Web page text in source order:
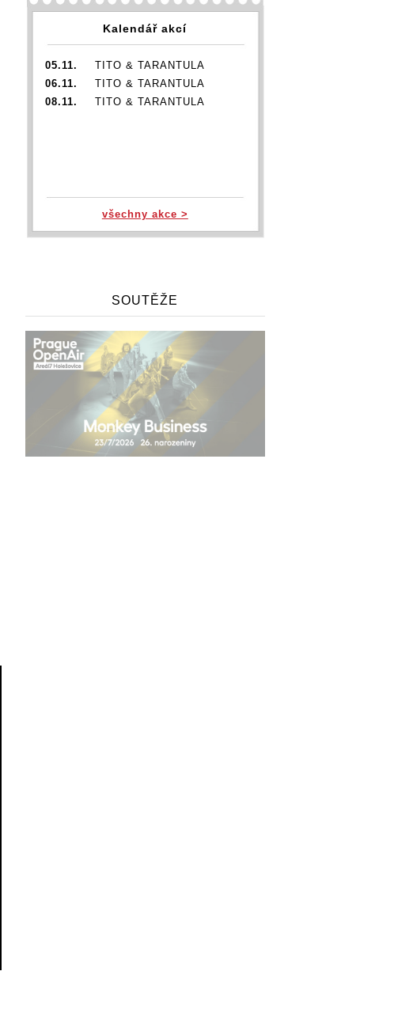
Kalendář akcí
05.11.
TITO & TARANTULA
06.11.
TITO & TARANTULA
08.11.
TITO & TARANTULA
všechny akce >
SOUTĚŽE